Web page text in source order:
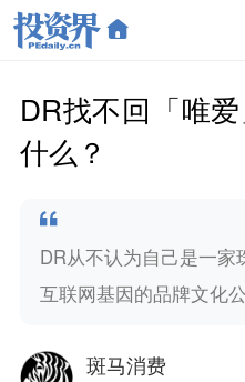
DR找不回「唯
什么？
DR从不认为自己是一
互联网基因的品牌文化公
斑马消费